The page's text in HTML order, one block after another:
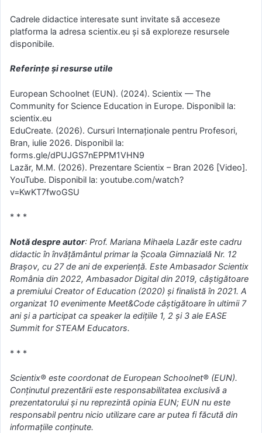
Cadrele didactice interesate sunt invitate să acceseze
platforma la adresa scientix.eu și să exploreze resursele
disponibile.
Referințe și resurse utile
European Schoolnet (EUN). (2024). Scientix — The
Community for Science Education in Europe. Disponibil la:
scientix.eu
EduCreate. (2026). Cursuri Internaționale pentru Profesori,
Bran, iulie 2026. Disponibil la:
forms.gle/dPUJGS7nEPPM1VHN9
Lazăr, M.M. (2026). Prezentare Scientix – Bran 2026 [Video].
YouTube. Disponibil la: youtube.com/watch?
v=KwKT7fwoGSU
* * *
Notă despre autor: Prof. Mariana Mihaela Lazăr este cadru
didactic în învățământul primar la Școala Gimnazială Nr. 12
Brașov, cu 27 de ani de experiență. Este Ambasador Scientix
România din 2022, Ambasador Digital din 2019, câștigătoare
a premiului Creator of Education (2020) și finalistă în 2021. A
organizat 10 evenimente Meet&Code câștigătoare în ultimii 7
ani și a participat ca speaker la edițiile 1, 2 și 3 ale EASE
Summit for STEAM Educators.
* * *
Scientix® este coordonat de European Schoolnet® (EUN).
Conținutul prezentării este responsabilitatea exclusivă a
prezentatorului și nu reprezintă opinia EUN; EUN nu este
responsabil pentru nicio utilizare care ar putea fi făcută din
informațiile conținute.